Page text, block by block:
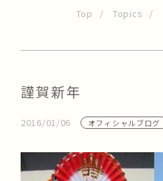
Top Topics
謹賀新年
2016/01/06 オフィシャルブログ